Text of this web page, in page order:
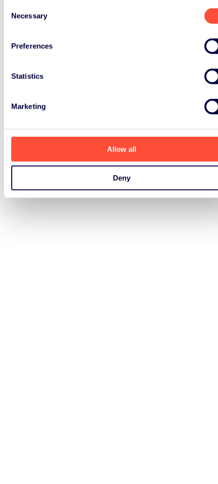
Selection
Necessary
Preferences
Statistics
Marketing
Allow all
Deny
其责任。如果贵公司制定了涉及可持续
欧洲的产品报废计划，那么 ERP 就是